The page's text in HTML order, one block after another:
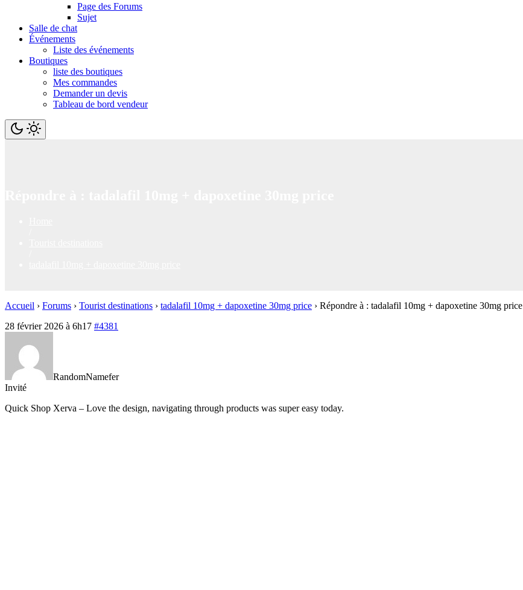
Page des Forums
Sujet
Salle de chat
Événements
Liste des événements
Boutiques
liste des boutiques
Mes commandes
Demander un devis
Tableau de bord vendeur
Accueil › Forums › Tourist destinations › tadalafil 10mg + dapoxetine 30mg price › Répondre à : tadalafil 10mg + dapoxetine 30mg price
28 février 2026 à 6h17 #4381
RandomNamefer
Invité
Quick Shop Xerva – Love the design, navigating through products was super easy today.